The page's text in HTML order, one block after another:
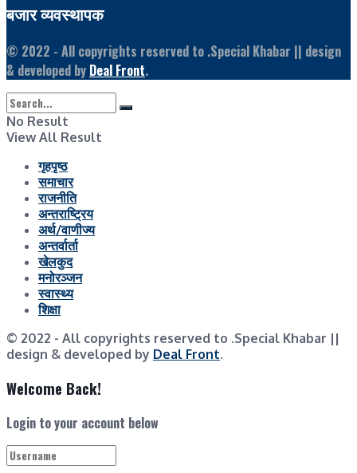
बजार व्यवस्थापक
© 2022 - All copyrights reserved to .Special Khabar || design
& developed by Deal Front.
No Result
View All Result
गृहपृष्ठ
समाचार
राजनीति
अन्तराष्ट्रिय
अर्थ/वाणीज्य
अन्तर्वार्ता
खेलकुद
मनोरञ्जन
स्वास्थ्य
शिक्षा
© 2022 - All copyrights reserved to .Special Khabar ||
design & developed by Deal Front.
Welcome Back!
Login to your account below